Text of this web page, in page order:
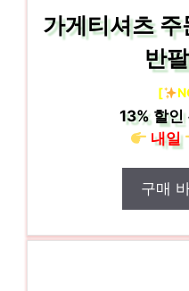
가게티셔츠
반
[
13%할인
내일
구매